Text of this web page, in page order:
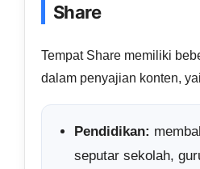
Share
Tempat Share memiliki
dalam penyajian konten,
Pendidikan:
seputar sekolah,